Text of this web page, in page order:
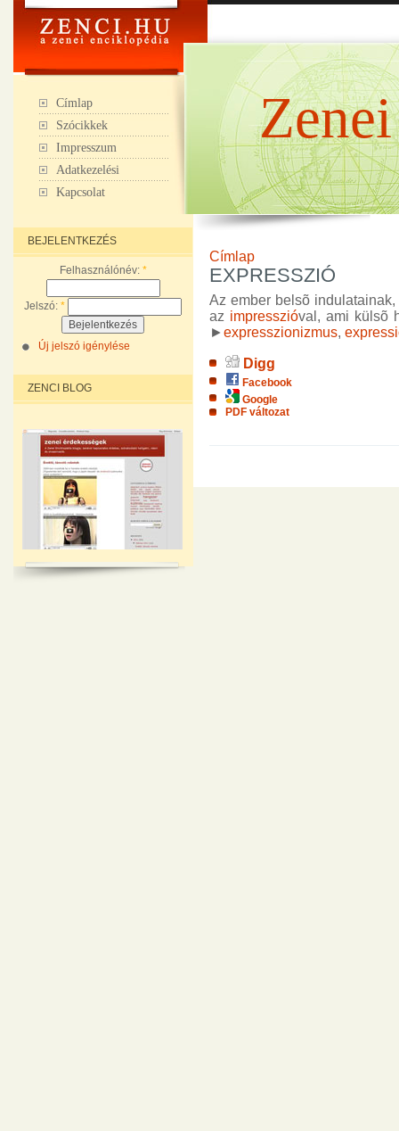
Címlap
Szócikkek
Impresszum
Adatkezelési
Kapcsolat
BEJELENTKEZÉS
Felhasználónév: *
Jelszó: *
Új jelszó igénylése
ZENCI BLOG
Címlap
EXPRESSZIÓ
Az ember belsõ
az impresszióval, ami külsõ
► expresszionizmus,
Digg
Facebook
Google
PDF változat